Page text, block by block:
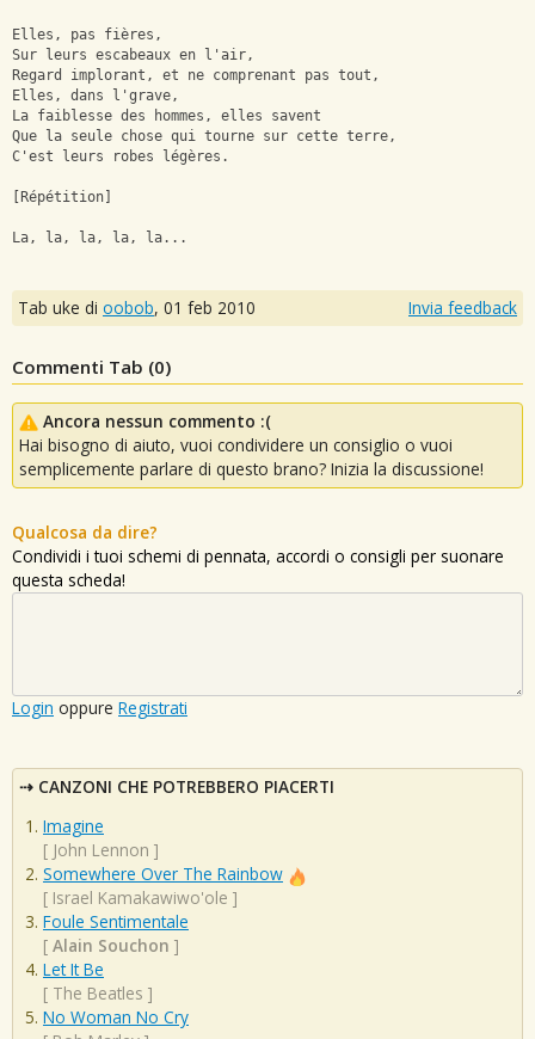
Elles, pas fières,
Sur leurs escabeaux en l'air,
Regard implorant, et ne comprenant pas tout,
Elles, dans l'grave,
La faiblesse des hommes, elles savent
Que la seule chose qui tourne sur cette terre,
C'est leurs robes légères.
[Répétition]
La, la, la, la, la...
Tab uke di oobob, 01 feb 2010 Invia feedback
Commenti Tab (0)
Ancora nessun commento :(
Hai bisogno di aiuto, vuoi condividere un consiglio o vuoi
semplicemente parlare di questo brano? Inizia la discussione!
Qualcosa da dire?
Condividi i tuoi schemi di pennata, accordi o consigli per suonare
questa scheda!
Login oppure Registrati
CANZONI CHE POTREBBERO PIACERTI
Imagine
[ John Lennon ]
Somewhere Over The Rainbow
[ Israel Kamakawiwo'ole ]
Foule Sentimentale
[ Alain Souchon ]
Let It Be
[ The Beatles ]
No Woman No Cry